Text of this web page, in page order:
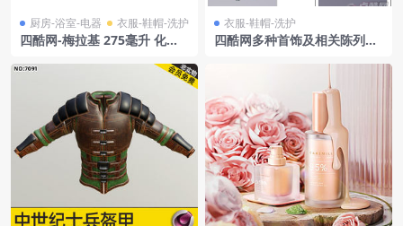
厨房-浴室-电器 衣服-鞋帽-洗护
四酷网-梅拉基 275毫升 化妆
液
衣服-鞋帽-洗护
四酷网多种首饰及相关陈列道